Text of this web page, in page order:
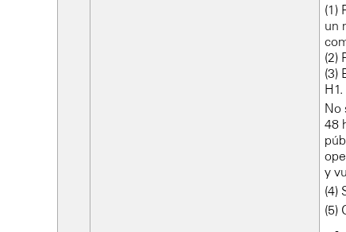
(1)
un
(2)
(3)
No
48
y
(4)
(5)